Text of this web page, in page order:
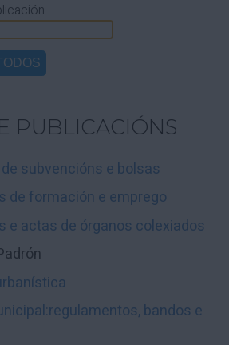
AXUDA
PUBLICACIÓNS
subvencións e bolsas
de formación e emprego
e actas de órganos colexiados
bandos e